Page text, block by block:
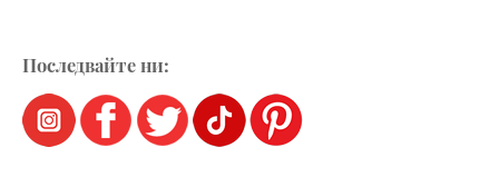
Последвайте ни: